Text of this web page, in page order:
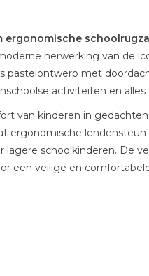
ergonomische
herwerking van de
pastelontwerp met
activiteiten en alles
van kinderen in
ergonomische
schoolkinderen. De
een veilige en